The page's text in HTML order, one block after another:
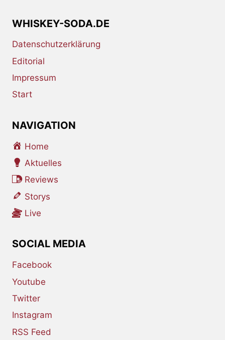
WHISKEY-SODA.DE
Datenschutzerklärung
Editorial
Impressum
Start
NAVIGATION
Home
Aktuelles
Reviews
Storys
Live
SOCIAL MEDIA
Facebook
Youtube
Twitter
Instagram
RSS Feed